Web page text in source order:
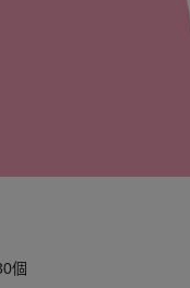
個